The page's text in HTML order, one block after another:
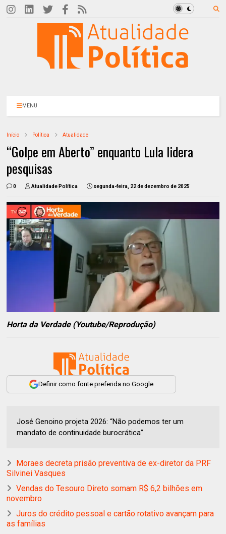
MENU
Início Política Atualidade
“Golpe em Aberto” enquanto Lula lidera
pesquisas
0 Atualidade Política segunda-feira, 22 de dezembro de 2025
Horta da Verdade (Youtube/Reprodução)
Definir como fonte preferida no Google
José Genoino projeta 2026: “Não podemos ter um
mandato de continuidade burocrática”
Moraes decreta prisão preventiva de ex-diretor da PRF
Silvinei Vasques
Vendas do Tesouro Direto somam R$ 6,2 bilhões em
novembro
Juros do crédito pessoal e cartão rotativo avançam para
as famílias